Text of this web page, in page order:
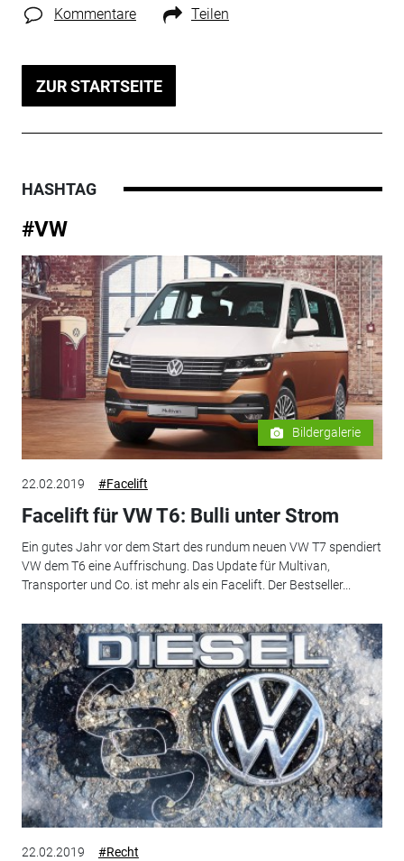
Kommentare Teilen
ZUR STARTSEITE
HASHTAG
#VW
Bildergalerie
22.02.2019 #Facelift
Facelift für VW T6: Bulli unter Strom
Ein gutes Jahr vor dem Start des rundum neuen VW T7 spendiert
VW dem T6 eine Auffrischung. Das Update für Multivan,
Transporter und Co. ist mehr als ein Facelift. Der Bestseller...
22.02.2019 #Recht